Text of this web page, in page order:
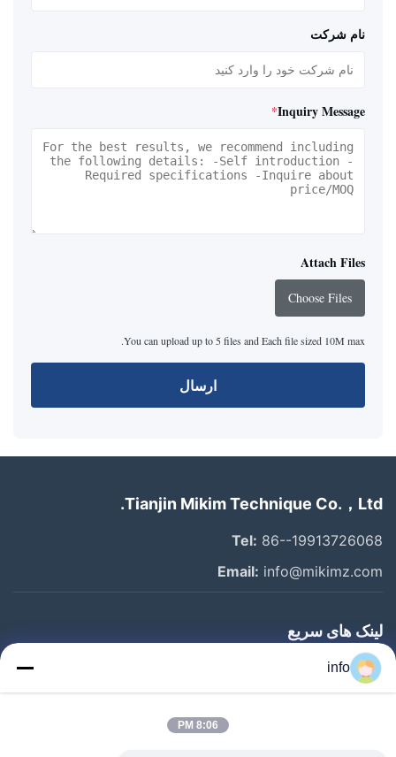
نام شرکت
Inquiry Message
*
Attach Files
Choose Files
You can upload up to 5 files and Each file sized 10M max.
ارسال
Tianjin Mikim Technique Co.，Ltd.
Tel: 86--19913726068
Email: info@mikimz.com
لینک های سریع
خانه
محصولات
info
8:06 PM